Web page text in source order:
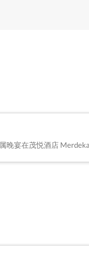
晚宴在茂悦酒店 Merdeka